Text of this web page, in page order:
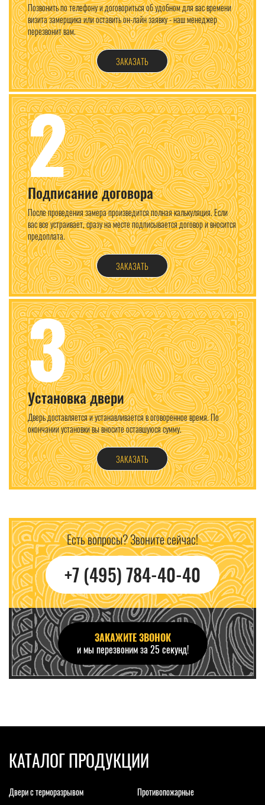
Позвонить по телефону и договориться об удобном для вас времени
визита замерщика или оставить он-лайн заявку - наш менеджер
перезвонит вам.
ЗАКАЗАТЬ
2
Подписание договора
После проведения замера произведится полная калькуляция. Если
вас все устраивает, сразу на месте подписывается договор и вносится
предоплата.
ЗАКАЗАТЬ
3
Установка двери
Дверь доставляется и устанавливается в оговоренное время. По
окончании установки вы вносите оставшуюся сумму.
ЗАКАЗАТЬ
Есть вопросы? Звоните сейчас!
+7 (495) 784-40-40
ЗАКАЖИТЕ ЗВОНОК
и мы перезвоним за 25 секунд!
КАТАЛОГ ПРОДУКЦИИ
Двери с терморазрывом
Противопожарные